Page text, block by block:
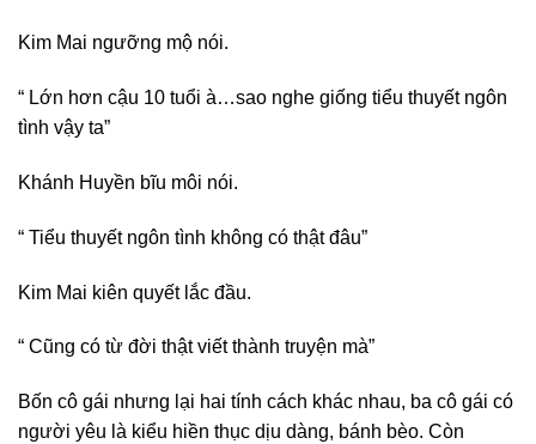
Kim Mai ngưỡng mộ nói.
“ Lớn hơn cậu 10 tuổi à…sao nghe giống tiểu thuyết ngôn
tình vậy ta”
Khánh Huyền bĩu môi nói.
“ Tiểu thuyết ngôn tình không có thật đâu”
Kim Mai kiên quyết lắc đầu.
“ Cũng có từ đời thật viết thành truyện mà”
Bốn cô gái nhưng lại hai tính cách khác nhau, ba cô gái có
người yêu là kiểu hiền thục dịu dàng, bánh bèo. Còn